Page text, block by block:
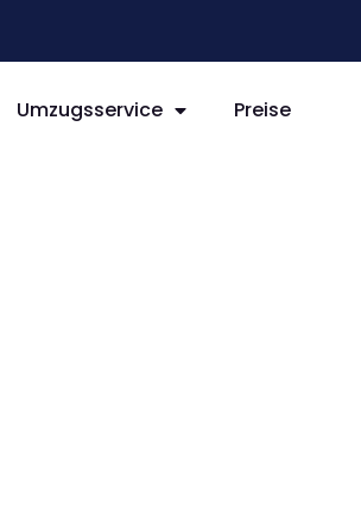
Umzugsservice Preise